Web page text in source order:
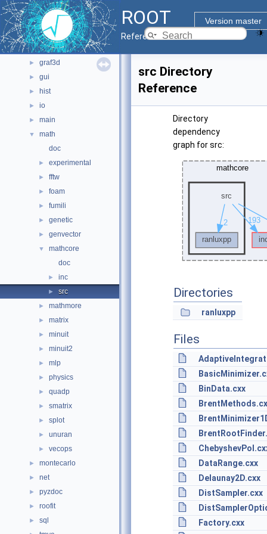
ROOT
Version master
Reference Guide
► core
► documentation
► geom
► graf2d
► graf3d
► gui
► hist
► io
► main
▼
math
doc
► experimental
► fftw
► foam
► fumili
► genetic
► genvector
▼
mathcore
doc
► inc
► src
► mathmore
► matrix
► minuit
► minuit2
► mlp
► physics
► quadp
► smatrix
► splot
► unuran
► vecops
► montecarlo
► net
► pyzdoc
► roofit
► sql
src Directory
Reference
Directory
dependency
graph for src:
Directories
ranluxpp
Files
BinData.cxx
DataRange.cxx
Delaunay2D.cxx
DistSampler.cxx
Factory.cxx